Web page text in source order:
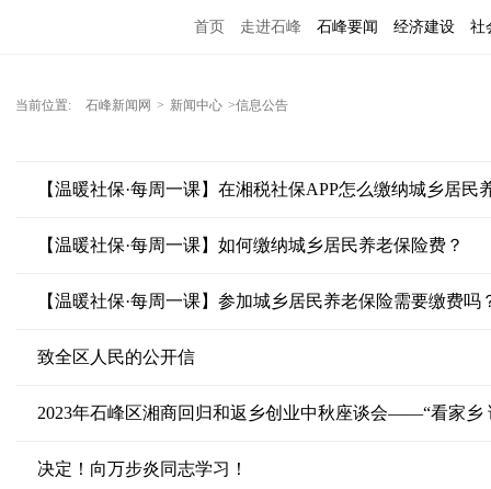
首页 走进石峰 石峰要闻 经济建设 社
当前位置: 石峰新闻网 > 新闻中心 >信息公告
【温暖社保·每周一课】在湘税社保APP怎么缴纳城乡居民
【温暖社保·每周一课】如何缴纳城乡居民养老保险费？
致全区人民的公开信
2023年石峰区湘商回归和返乡创业中秋座谈会——“看家乡
决定！向万步炎同志学习！